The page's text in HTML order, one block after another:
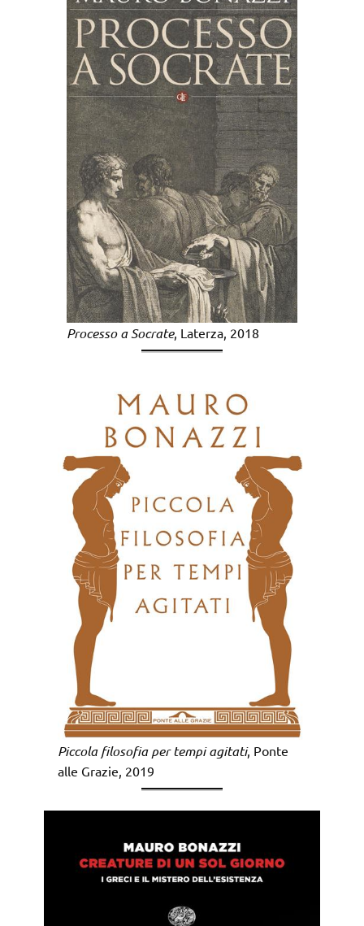
Processo a Socrate, Laterza, 2018
Piccola filosofia per tempi agitati, Ponte
alle Grazie, 2019